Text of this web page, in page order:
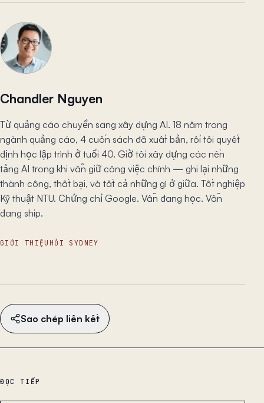
Chandler Nguyen
Từ quảng cáo chuyển sang xây dựng AI. 18 năm trong
ngành quảng cáo, 4 cuốn sách đã xuất bản, rồi tôi quyết
định học lập trình ở tuổi 40. Giờ tôi xây dựng các nền
tảng AI trong khi vẫn giữ công việc chính — ghi lại những
thành công, thất bại, và tất cả những gì ở giữa. Tốt nghiệp
Kỹ thuật NTU. Chứng chỉ Google. Vẫn đang học. Vẫn
đang ship.
GIỚI THIỆU HỎI SYDNEY
Sao chép liên kết
ĐỌC TIẾP